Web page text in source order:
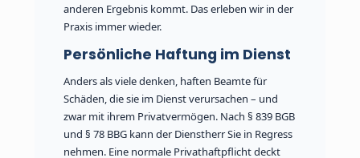
anderen Ergebnis kommt. Das erleben wir in der
Praxis immer wieder.
Persönliche Haftung im Dienst
Anders als viele denken, haften Beamte für
Schäden, die sie im Dienst verursachen – und
zwar mit ihrem Privatvermögen. Nach § 839 BGB
und § 78 BBG kann der Dienstherr Sie in Regress
nehmen. Eine normale Privathaftpflicht deckt